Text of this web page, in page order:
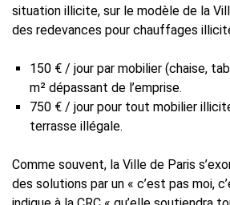
situation illicite, sur le modèle de la
des redevances pour chauffages
150 € / jour par mobilier (chaise,
m² dépassant de l’emprise.
750 € / jour pour tout mobilier
terrasse illégale.
Comme souvent, la Ville de Paris
des solutions par un « c’est pas moi,